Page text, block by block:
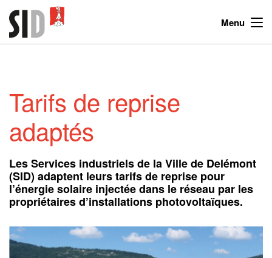
Menu
Tarifs de reprise
adaptés
Les Services industriels de la Ville de Delémont
(SID) adaptent leurs tarifs de reprise pour
l’énergie solaire injectée dans le réseau par les
propriétaires d’installations photovoltaïques.